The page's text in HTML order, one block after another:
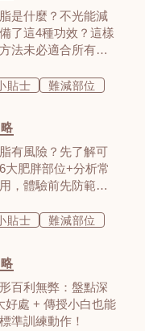
是什麼？不光能減
了這4種功效？這樣
法未必適合所有
種人千萬別碰！
貼士 難減部位
有風險？先了解可
大肥胖部位+分析常
，體驗前先防範才
身！
貼士 難減部位
百利無弊：盤點深
好處 + 傳授小白也能
準訓練動作！